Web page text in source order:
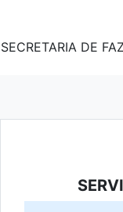
SECRETARIA DE